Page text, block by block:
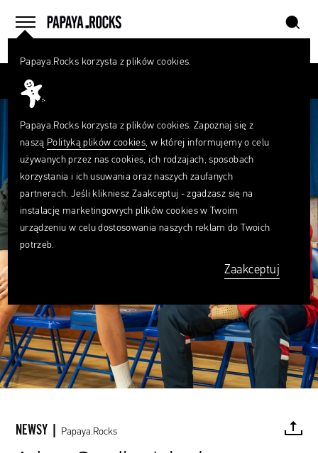
menu
home szukaj
NEWSY | Papaya.Rocks
Papaya.Rocks korzysta z plików cookies.
Papaya.Rocks korzysta z plików cookies. Zapoznaj się z
naszą Polityką plików cookies, w której informujemy o celu
używanych przez nas cookies, ich rodzajach, sposobach
korzystania i ich usuwania oraz naszych zaufanych
partnerach. Jeśli klikniesz Zaakceptuj - zgadzasz się na
instalację marketingowych plików cookies w Twoim
urządzeniu w celu dostosowania naszych reklam do Twoich
potrzeb.
Zaakceptuj
Czego
szukasz?